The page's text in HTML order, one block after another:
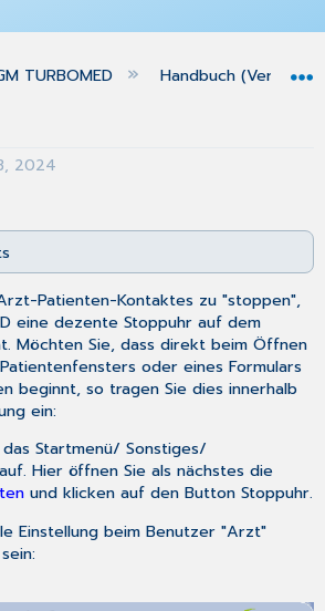
global hierarchy
TURBOMED Handbuch (Version
2024
Patienten-Kontaktes zu "stoppen",
eine dezente Stoppuhr auf dem
Möchten Sie, dass direkt beim Öffnen
oder eines Formulars
beginnt, so tragen Sie dies innerhalb
ein:
dasStartmenü/Sonstiges/
auf. Hier öffnen Sie als nächstes die
und klicken auf den ButtonStoppuhr.
Einstellung beim Benutzer "Arzt"